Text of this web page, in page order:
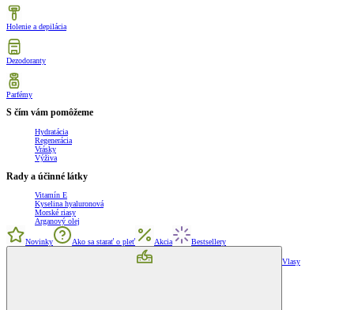
Holenie a depilácia
Dezodoranty
Parfémy
S čím vám pomôžeme
Hydratácia
Regenerácia
Vrásky
Výživa
Rady a účinné látky
Vitamín E
Kyselina hyaluronová
Morské riasy
Arganový olej
Novinky Ako sa starať o pleť Akcia Bestsellery
Vlasy